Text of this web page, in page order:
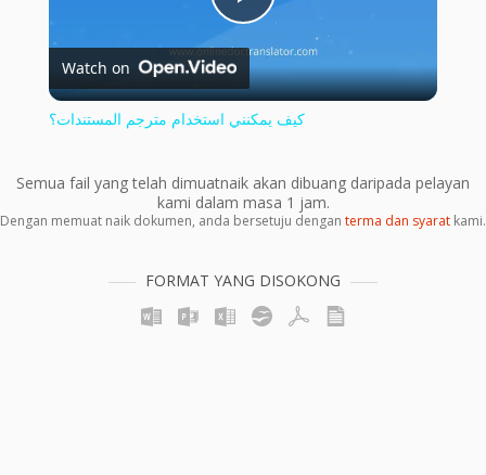
Play
Video
Watch on
كيف يمكنني استخدام مترجم المستندات؟
Semua fail yang telah dimuatnaik akan dibuang daripada pelayan
kami dalam masa 1 jam.
Dengan memuat naik dokumen, anda bersetuju dengan terma dan syarat kami.
FORMAT YANG DISOKONG